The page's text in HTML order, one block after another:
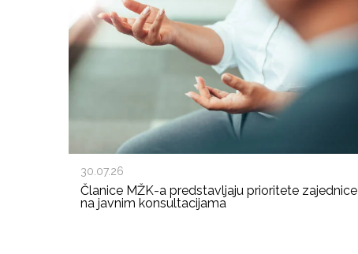
30.07.26
Članice MŽK-a predstavljaju prioritete zajednice
na javnim konsultacijama